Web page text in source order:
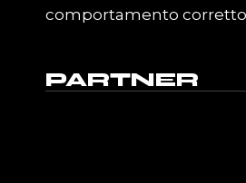
comportamento
PARTNER